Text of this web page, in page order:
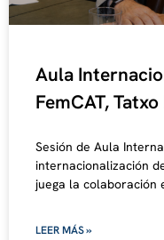
Aula
FemCAT,
Sesión de Aula
internacionalización
juega la colaboración
LEER MÁS »